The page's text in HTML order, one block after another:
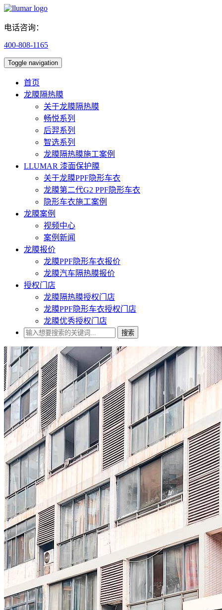
电话咨询：
400-808-1165
Toggle navigation
首页
龙膜隔热膜
关于龙膜隔热膜
畅悦系列
后羿系列
智选系列
龙膜隔热膜施工案例
LLUMAR 漆面保护膜
关于龙膜PPF隐形车衣
龙膜第二代G2 PPF隐形车衣
隐形车衣施工案例
龙膜案例
视频中心
案例新闻
龙膜报价
龙膜PPF隐形车衣报价
龙膜汽车隔热膜报价
授权门店
龙膜隔热膜授权门店
龙膜PPF隐形车衣授权门店
龙膜优秀授权门店
搜索